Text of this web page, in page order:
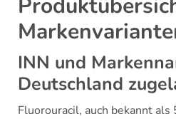
INN und
Deutschland
Fluorouracil, auch bekannt